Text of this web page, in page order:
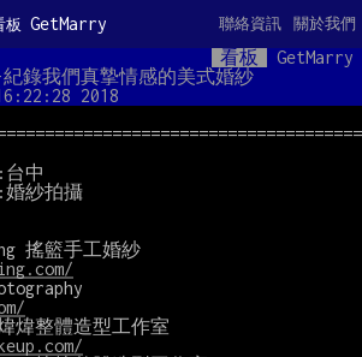
板 GetMarry 關於我們
聯絡資訊
看板
GetMarry
錄我們真摯情感的美式婚紗
2018
中
婚紗拍攝